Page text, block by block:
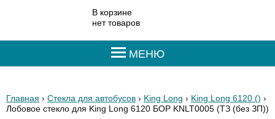
В корзине
нет товаров
МЕНЮ
Главная › Стекла для автобусов › King Long › King Long 6120 () ›
Лобовое стекло для King Long 6120 БОР KNLT0005 (ТЗ (без ЗП))